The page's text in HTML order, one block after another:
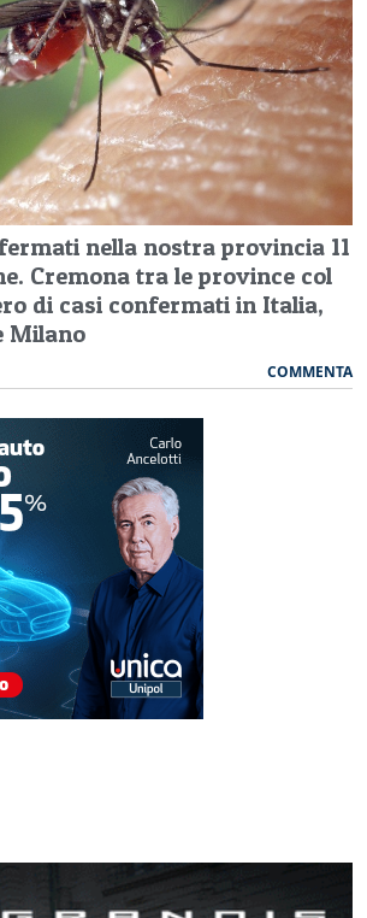
nella nostra provincia 11
Cremona tra le province col
di casi confermati in Italia,
Milano
COMMENTA